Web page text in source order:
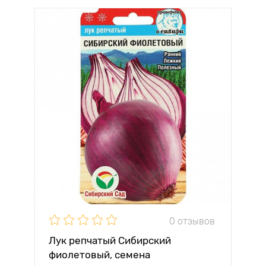
0 отзывов
Лук репчатый Сибирский
фиолетовый, семена